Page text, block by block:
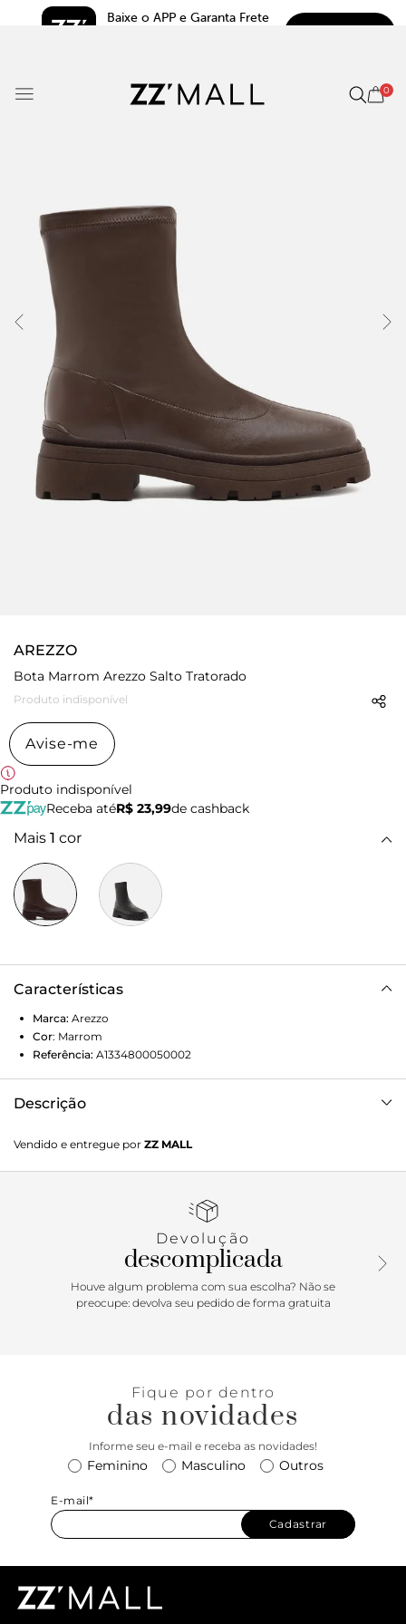
Baixe o APP e Garanta Frete
0
AREZZO
Bota Marrom Arezzo Salto Tratorado
Produto indisponível
Avise-me
Produto indisponível
Receba atéR$ 23,99de cashback
Mais 1 cor
Características
Marca: Arezzo
Cor: Marrom
Referência: A1334800050002
Descrição
tratorado e bico quadrado. Traz cabedal liso com detalhes
em costuras e sem fechamento.
Vendido e entregue por ZZ MALL
Devolução
descomplicada
Houve algum problema com sua escolha? Não se
preocupe: devolva seu pedido de forma gratuita
Fique por dentro
das novidades
Informe seu e-mail e receba as novidades!
Feminino Masculino Outros
E-mail*
Cadastrar